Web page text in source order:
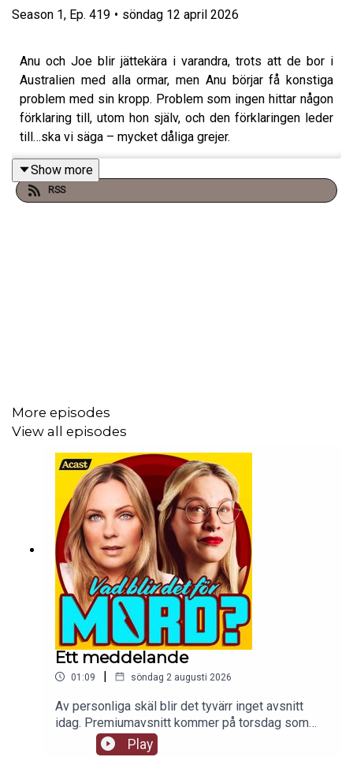
Season 1, Ep. 419 • söndag 12 april 2026
Anu och Joe blir jättekära i varandra, trots att de bor i
Australien med alla ormar, men Anu börjar få konstiga
problem med sin kropp. Problem som ingen hittar någon
förklaring till, utom hon själv, och den förklaringen leder
till…ska vi säga – mycket dåliga grejer.
tw: Självmord
Show more
RSS
More episodes
View all episodes
Ett meddelande
01:09 | söndag 2 augusti 2026
Av personliga skäl blir det tyvärr inget avsnitt
idag. Premiumavsnitt kommer på torsdag som
planerat.
Play